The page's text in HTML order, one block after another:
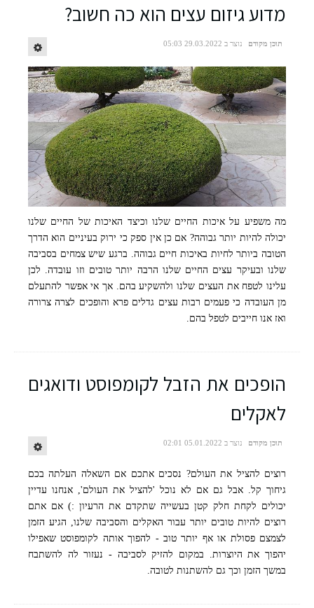
מדוע גיזום עצים הוא כה חשוב?
תוכן מקודם נוצר ב 29.03.2022 05:03
מה משפיע על איכות החיים שלנו וכיצד האיכות של החיים שלנו
יכולה להיות יותר גבוהה? אם כן אין ספק כי ירוק בעיניים הוא הדרך
הטובה ביותר לחיות באיכות חיים גבוהה. ברגע שיש צמחים בסביבה
שלנו ובעיקר עצים החיים שלנו הרבה יותר טובים וזו עובדה. לכן
עלינו לטפח את העצים שלנו ולהשקיע בהם. אך אי אפשר להתעלם
מן העובדה כי פעמים רבות עצים גדלים פרא והופכים לצרה צרורה
ואז אנו חייבים לטפל בהם.
הופכים את הזבל לקומפוסט ודואגים
לאקלים
תוכן מקודם נוצר ב 05.01.2022 02:01
רוצים להציל את העולם? נסכים אתכם אם השאלה העלתה בכם
גיחוך קל. אבל גם אם לא נוכל 'להציל את העולם', אנחנו עדיין
יכולים לקחת חלק קטן בעשייה שתקדם את הרעיון :) אם אתם
רוצים להיות טובים יותר עבור האקלים והסביבה שלנו, הגיע הזמן
לצמצם פסולת או אף יותר טוב - להפוך אותה לקומפוסט שאפילו
יהפוך את היוצרות. במקום להזיק לסביבה - נעזור לה להשתבח
במשך הזמן וכך גם להשתנות לטובה.